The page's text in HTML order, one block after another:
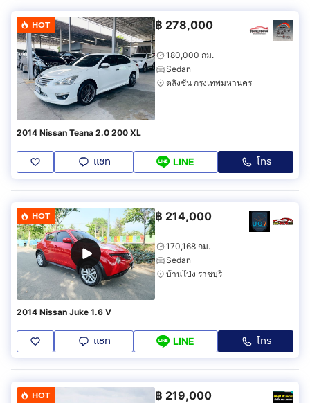
HOT ฿ 278,000
180,000 กม.
Sedan
ตลิ่งชัน กรุงเทพมหานคร
2014 Nissan Teana 2.0 200 XL
แชท LINE โทร
HOT ฿ 214,000
170,168 กม.
Sedan
บ้านโป่ง ราชบุรี
2014 Nissan Juke 1.6 V
แชท LINE โทร
HOT ฿ 219,000